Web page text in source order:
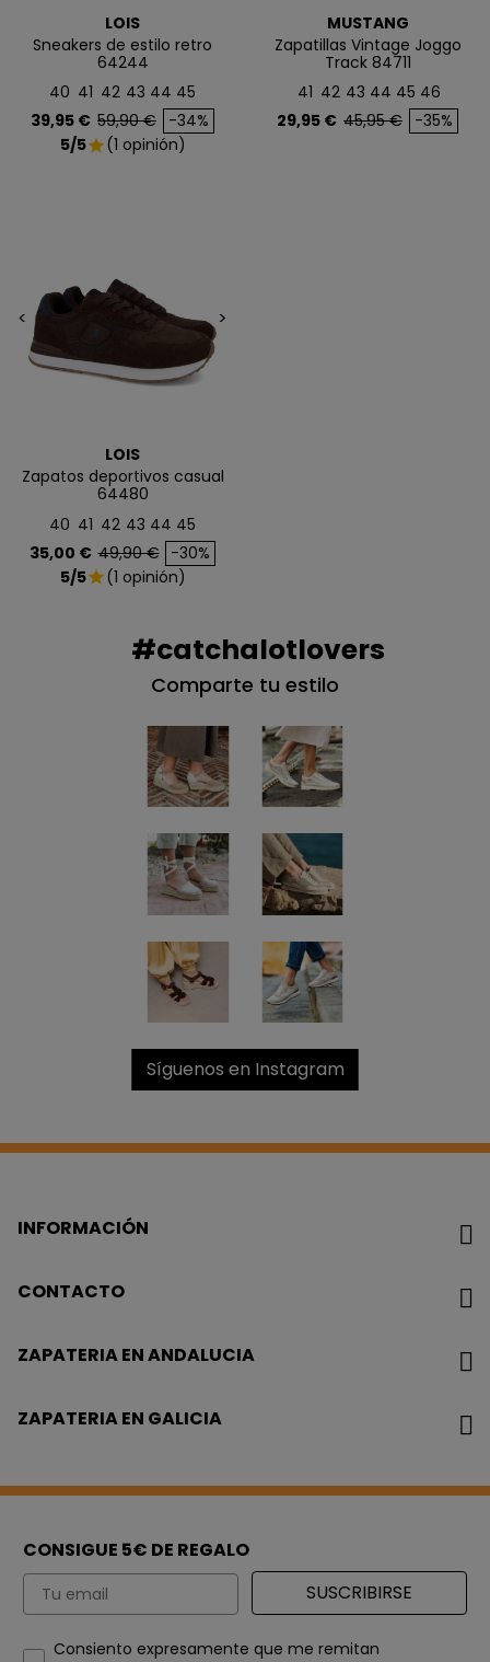
LOIS
Sneakers de estilo retro
64244
40 41 42 43 44 45
Precio
39,95 € Precio base
59,90 € -34%
5/5star(1 opinión)
MUSTANG
Zapatillas Vintage Joggo
Track 84711
41 42 43 44 45 46
Precio
29,95 € Precio base
45,95 € -35%
< >
LOIS
Zapatos deportivos casual
64480
40 41 42 43 44 45
Precio
35,00 € Precio base
49,90 € -30%
5/5star(1 opinión)
#catchalotlovers
Comparte tu estilo
Síguenos en Instagram
INFORMACIÓN
CONTACTO
ZAPATERIA EN ANDALUCIA
ZAPATERIA EN GALICIA
CONSIGUE 5€ DE REGALO
Email SUSCRIBIRSE
How would you like to hear from us?
Consiento expresamente que me remitan
Email
QUIERO MIS 5€